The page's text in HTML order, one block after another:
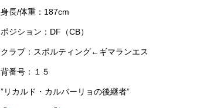
身長/体重：187cm
ポジション：DF（CB）
クラブ：スポルティング←ギマランエス
背番号：１５
”リカルド・カルバーリョの後継者”